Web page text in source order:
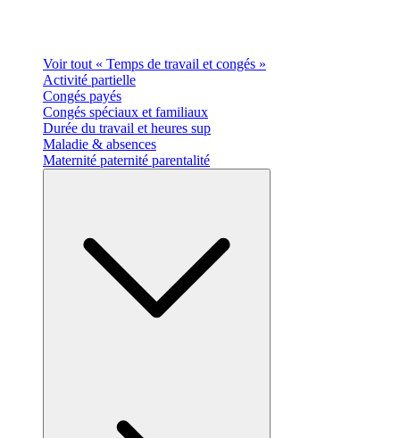
Voir tout « Temps de travail et congés »
Activité partielle
Congés payés
Congés spéciaux et familiaux
Durée du travail et heures sup
Maladie & absences
Maternité paternité parentalité